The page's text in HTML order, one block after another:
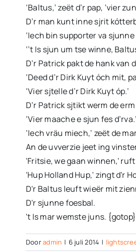
‘Baltus,’ zeët d’r pap, ’vier
D’r man kunt inne sjrit
‘Iech bin supporter va sjunne
‘’t Is sjun um tse winne,
D’r Patrick pakt de hank van
‘Deed d’r Dirk Kuyt óch mit,
‘Vier sjtelle d’r Dirk Kuyt óp.’
D’r Patrick sjtikt werm de
‘Vier maache e sjun fes d’rva.’
‘Iech vräu miech,’ zeët de
An de uvverzie jeet ing
'Fritsie, we gaan winnen,'
'Hup Holland Hup,' zingt d'r
D'r Baltus leuft wieër mit
D'r sjunne foesbal.
't Is mar wemste juns. {gotop}
Dooradmin | 6 juli 2014 |